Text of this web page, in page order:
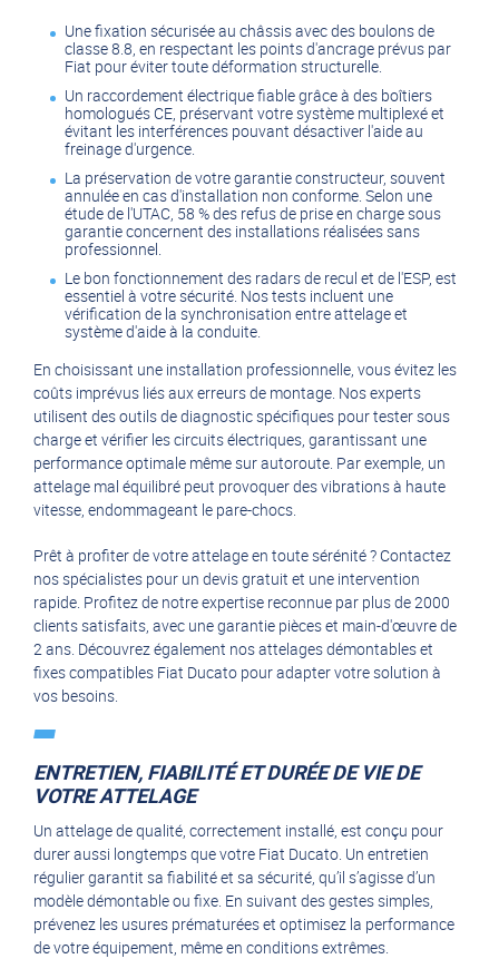
Une fixation sécurisée au châssis avec des boulons de
classe 8.8, en respectant les points d'ancrage prévus par
Fiat pour éviter toute déformation structurelle.
Un raccordement électrique fiable grâce à des boîtiers
homologués CE, préservant votre système multiplexé et
évitant les interférences pouvant désactiver l'aide au
freinage d'urgence.
La préservation de votre garantie constructeur, souvent
annulée en cas d'installation non conforme. Selon une
étude de l'UTAC, 58 % des refus de prise en charge sous
garantie concernent des installations réalisées sans
professionnel.
Le bon fonctionnement des radars de recul et de l'ESP, est
essentiel à votre sécurité. Nos tests incluent une
vérification de la synchronisation entre attelage et
système d'aide à la conduite.
En choisissant une installation professionnelle, vous évitez les
coûts imprévus liés aux erreurs de montage. Nos experts
utilisent des outils de diagnostic spécifiques pour tester sous
charge et vérifier les circuits électriques, garantissant une
performance optimale même sur autoroute. Par exemple, un
attelage mal équilibré peut provoquer des vibrations à haute
vitesse, endommageant le pare-chocs.
Prêt à profiter de votre attelage en toute sérénité ? Contactez
nos spécialistes pour un devis gratuit et une intervention
rapide. Profitez de notre expertise reconnue par plus de 2000
clients satisfaits, avec une garantie pièces et main-d'œuvre de
2 ans. Découvrez également nos attelages démontables et
fixes compatibles Fiat Ducato pour adapter votre solution à
vos besoins.
ENTRETIEN, FIABILITÉ ET DURÉE DE VIE DE
VOTRE ATTELAGE
Un attelage de qualité, correctement installé, est conçu pour
durer aussi longtemps que votre Fiat Ducato. Un entretien
régulier garantit sa fiabilité et sa sécurité, qu’il s’agisse d’un
modèle démontable ou fixe. En suivant des gestes simples,
prévenez les usures prématurées et optimisez la performance
de votre équipement, même en conditions extrêmes.